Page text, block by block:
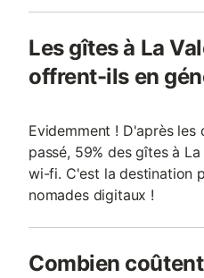
Les gîtes à La
offrent-ils en
Evidemment ! D'après les
passé, 59% des gîtes à
wi-fi. C'est la destination
nomades digitaux !
Combien